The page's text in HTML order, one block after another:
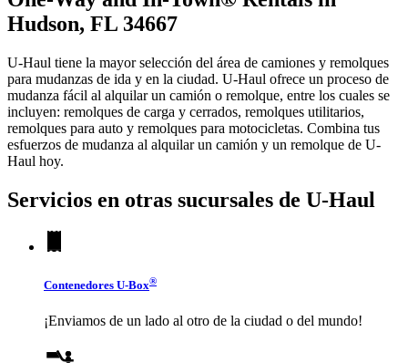
Hudson, FL 34667
U-Haul tiene la mayor selección del área de camiones y remolques
para mudanzas de ida y en la ciudad. U-Haul ofrece un proceso de
mudanza fácil al alquilar un camión o remolque, entre los cuales se
incluyen: remolques de carga y cerrados, remolques utilitarios,
remolques para auto y remolques para motocicletas. Combina tus
esfuerzos de mudanza al alquilar un camión y un remolque de U-
Haul hoy.
Servicios en otras sucursales de U-Haul
Contenedores U-Box®
¡Enviamos de un lado al otro de la ciudad o del mundo!